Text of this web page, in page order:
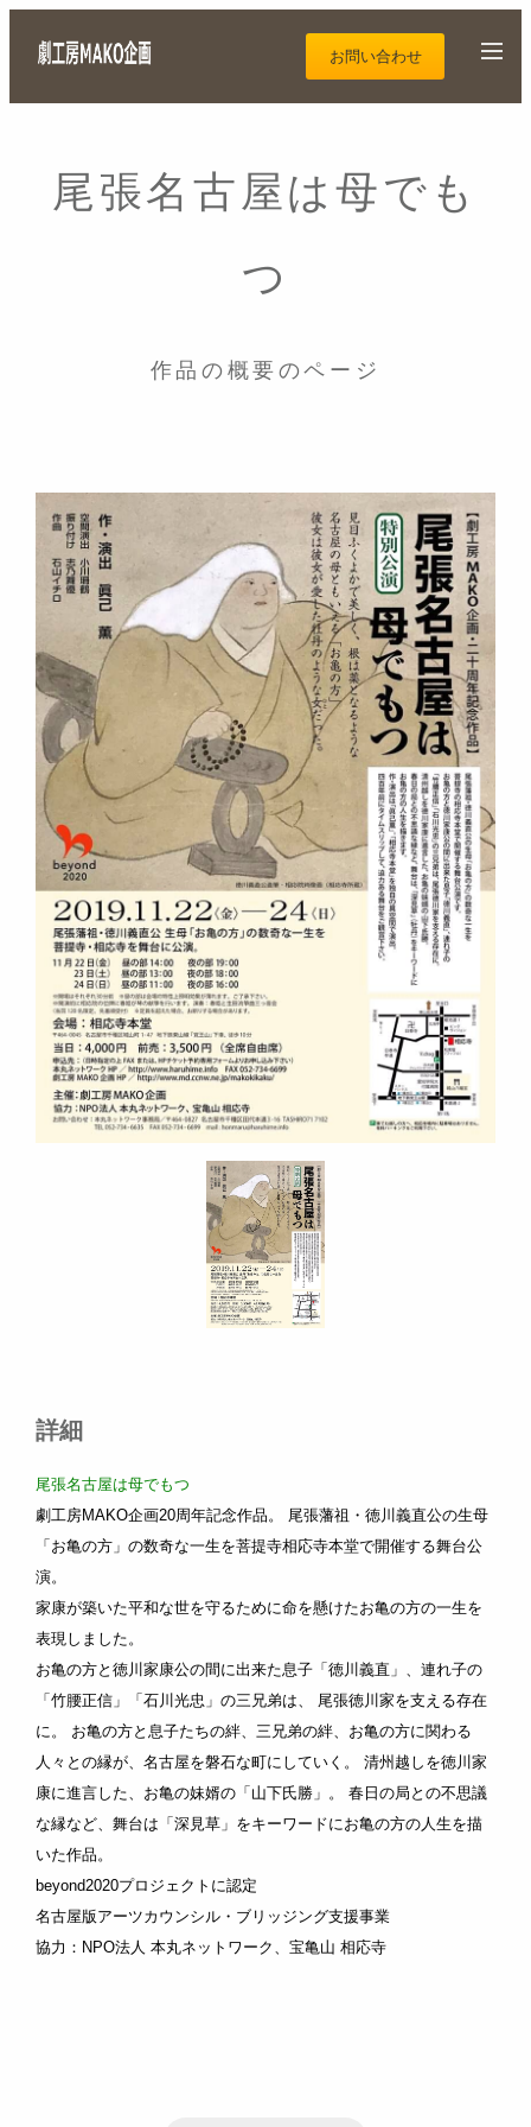
お問い合わせ
尾張名古屋は母でも
つ
作品の概要のページ
詳細
尾張名古屋は母でもつ
劇工房MAKO企画20周年記念作品。 尾張藩祖・徳川義直公の生母
「お亀の方」の数奇な一生を菩提寺相応寺本堂で開催する舞台公
演。
家康が築いた平和な世を守るために命を懸けたお亀の方の一生を
表現しました。
お亀の方と徳川家康公の間に出来た息子「徳川義直」、連れ子の
「竹腰正信」「石川光忠」の三兄弟は、 尾張徳川家を支える存在
に。 お亀の方と息子たちの絆、三兄弟の絆、お亀の方に関わる
人々との縁が、名古屋を磐石な町にしていく。 清州越しを徳川家
康に進言した、お亀の妹婿の「山下氏勝」。 春日の局との不思議
な縁など、舞台は「深見草」をキーワードにお亀の方の人生を描
いた作品。
beyond2020プロジェクトに認定
名古屋版アーツカウンシル・ブリッジング支援事業
協力：NPO法人 本丸ネットワーク、宝亀山 相応寺